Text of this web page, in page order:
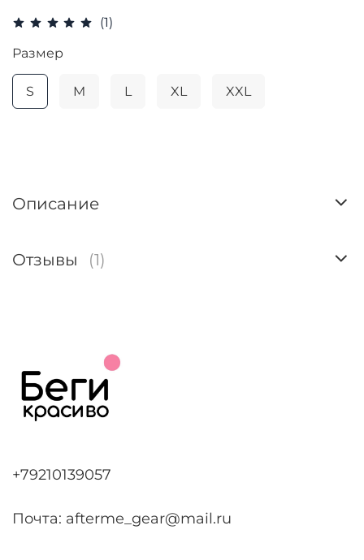
(1)
Размер
S M L XL XXL
Описание
Отзывы (1)
+79210139057
Почта: afterme_gear@mail.ru